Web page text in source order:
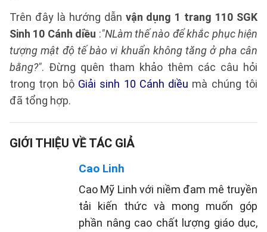
Trên đây là hướng dẫn vận dụng 1 trang 110 SGK
Sinh 10 Cánh diều :"NLàm thế nào để khắc phục hiện
tượng mật độ tế bào vi khuẩn không tăng ở pha cân
bằng?". Đừng quên tham khảo thêm các câu hỏi
trong trọn bộ Giải sinh 10 Cánh diều mà chúng tôi
đã tổng hợp.
GIỚI THIỆU VỀ TÁC GIẢ
Cao Linh
Cao Mỹ Linh với niềm đam mê truyền
tải kiến thức và mong muốn góp
phần nâng cao chất lượng giáo dục,